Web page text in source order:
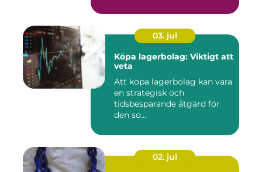
03. jul
Köpa lagerbolag: Viktigt att
veta
Att köpa lagerbolag kan vara
en strategisk och
tidsbesparande åtgärd för
den so...
02. jul